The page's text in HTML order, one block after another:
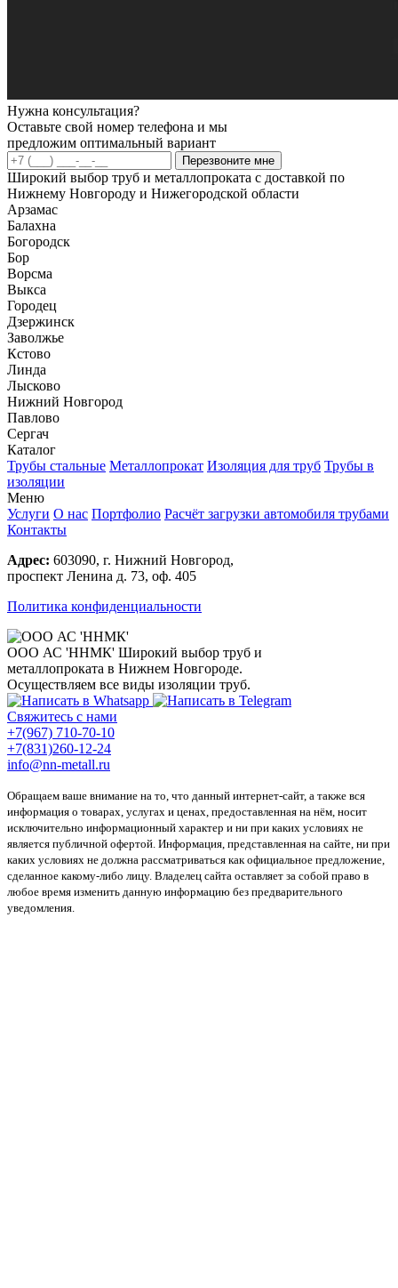
Нужна консультация?
Оставьте свой номер телефона и мы
предложим оптимальный вариант
Перезвоните мне
Широкий выбор труб и металлопроката с доставкой по
Нижнему Новгороду и Нижегородской области
Арзамас
Балахна
Богородск
Бор
Ворсма
Выкса
Городец
Дзержинск
Заволжье
Кстово
Линда
Лысково
Нижний Новгород
Павлово
Сергач
Каталог
Трубы стальные Металлопрокат Изоляция для труб Трубы в
изоляции
Меню
Услуги О нас Портфолио Расчёт загрузки автомобиля трубами
Контакты
Адрес: 603090, г. Нижний Новгород,
проспект Ленина д. 73, оф. 405
Политика конфиденциальности
ООО АС 'ННМК' Широкий выбор труб и
металлопроката в Нижнем Новгороде.
Осуществляем все виды изоляции труб.
Свяжитесь с нами
+7(967) 710-70-10
+7(831)260-12-24
info@nn-metall.ru
Обращаем ваше внимание на то, что данный интернет-сайт, а также вся
информация о товарах, услугах и ценах, предоставленная на нём, носит
исключительно информационный характер и ни при каких условиях не
является публичной офертой. Информация, представленная на сайте, ни при
каких условиях не должна рассматриваться как официальное предложение,
сделанное какому-либо лицу. Владелец сайта оставляет за собой право в
любое время изменить данную информацию без предварительного
уведомления.